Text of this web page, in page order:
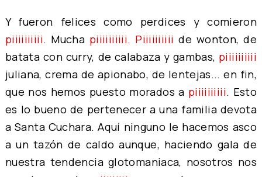
Y fueron felices como perdices y comieron
piiiiiiiiii. Mucha piiiiiiiiii. Piiiiiiiiii de wonton, de
batata con curry, de calabaza y gambas, piiiiiiiiii
juliana, crema de apionabo, de lentejas... en fin,
que nos hemos puesto morados a piiiiiiiiii. Esto
es lo bueno de pertenecer a una familia devota
a Santa Cuchara. Aquí ninguno le hacemos asco
a un tazón de caldo aunque, haciendo gala de
nuestra tendencia glotomaniaca, nosotros nos